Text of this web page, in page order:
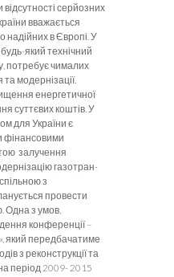
серйозних
вважається
надійних в Європі. У
який технічний
потребує чималих
мо­дернізації.
енергетичної
суттєвих коштів. У
для України є
фінансовими
залучення
газотран­
з
провести
Одна з умов,
конференції –
який перед­бачатиме
з реконструкції та
період 2009- 2015